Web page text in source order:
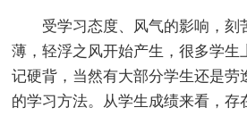
受学习态度、风气的影响，刻
薄，轻浮之风开始产生，很多学生
记硬背，当然有大部分学生还是劳
的学习方法。从学生成绩来看，存